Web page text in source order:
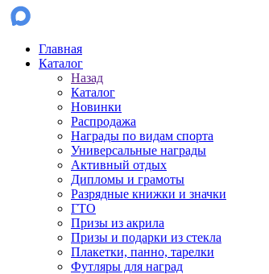
Главная
Каталог
Назад
Каталог
Новинки
Распродажа
Награды по видам спорта
Универсальные награды
Активный отдых
Дипломы и грамоты
Разрядные книжки и значки
ГТО
Призы из акрила
Призы и подарки из стекла
Плакетки, панно, тарелки
Футляры для наград